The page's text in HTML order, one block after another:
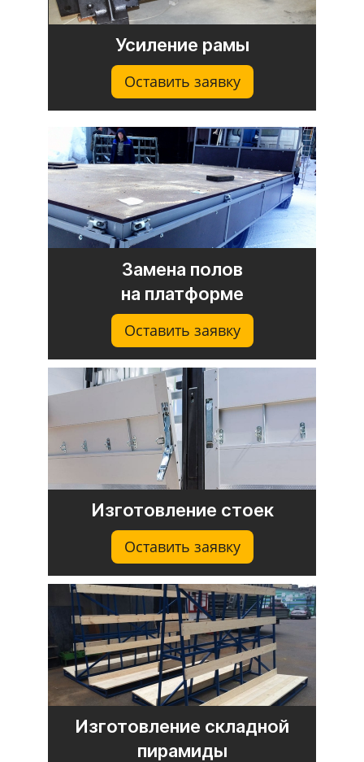
Усиление рамы
Оставить заявку
Замена полов
на платформе
Оставить заявку
Изготовление стоек
Оставить заявку
Изготовление складной
пирамиды